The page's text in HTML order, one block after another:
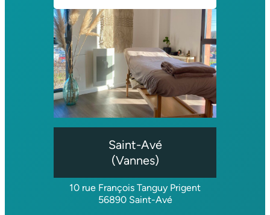
Saint-Avé
(Vannes)
10 rue François Tanguy Prigent
56890 Saint-Avé